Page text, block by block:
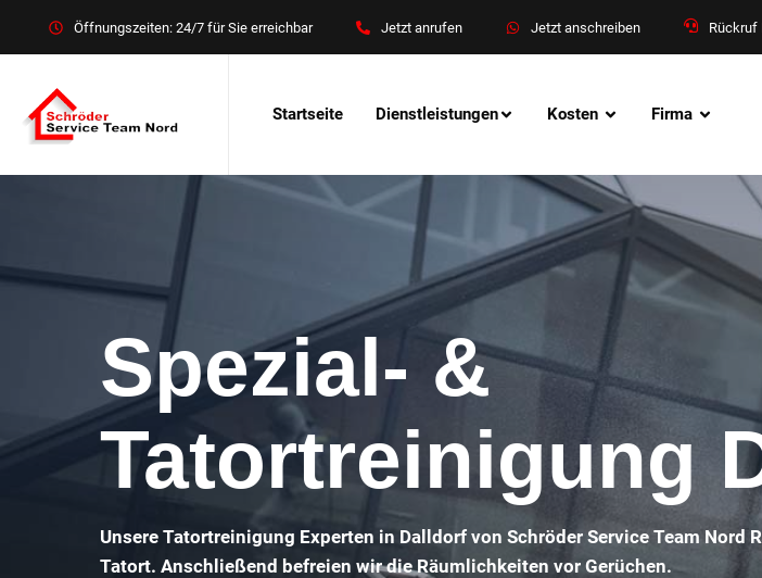
Öffnungszeiten: 24/7 für Sie erreichbar Jetzt anrufen Jetzt anschreiben Rückruf
Startseite Dienstleistungen Kosten Firma
Spezial- &
Tatortreinigung
Unsere Tatortreinigung Experten in Dalldorf von Schröder Service Team Nord
Tatort. Anschließend befreien wir die Räumlichkeiten vor Gerüchen.